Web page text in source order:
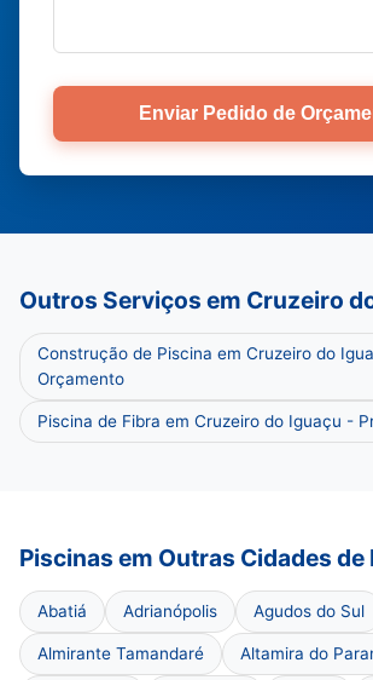
Enviar Pedido de
Outros Serviços em Cruzeiro
Construção de Piscina em Cruzeiro do
Orçamento
Piscina de Fibra em Cruzeiro do Iguaçu -
Piscinas em Outras Cidades de
Abatiá Adrianópolis Agudos do Sul
Almirante Tamandaré Altamira do